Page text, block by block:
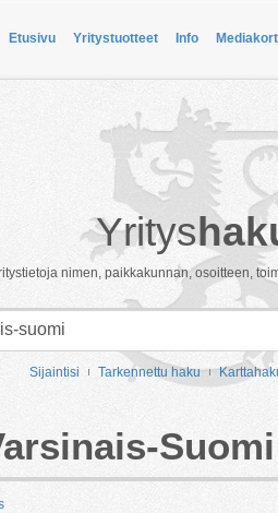
Etusivu Yritystuotteet Info
Yritys
nimen, paikkakunnan, osoitteen,
Sijaintisi Tarkennettu haku
Suomi